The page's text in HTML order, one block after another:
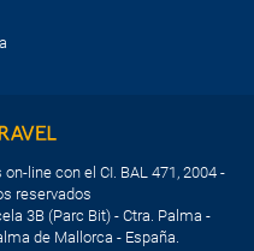
line con el CI. BAL 471, 2004 -
reservados
3B (Parc Bit) - Ctra. Palma -
de Mallorca - España.